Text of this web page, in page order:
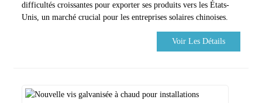
difficultés croissantes pour exporter ses produits vers les États-
Unis, un marché crucial pour les entreprises solaires chinoises.
Voir Les Détails